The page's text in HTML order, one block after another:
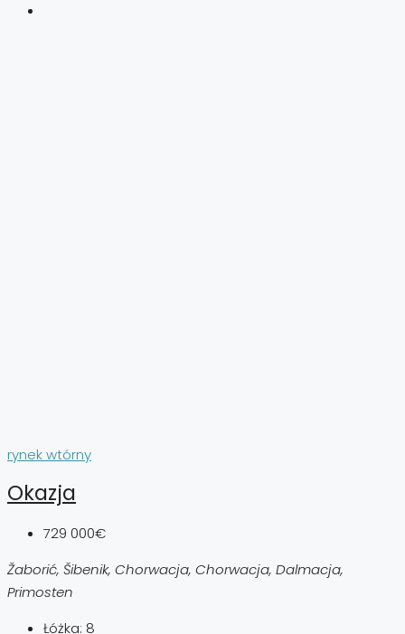
rynek wtórny
Okazja
729 000€
Žaborić, Šibenik, Chorwacja, Chorwacja, Dalmacja,
Primosten
Łóżka: 8